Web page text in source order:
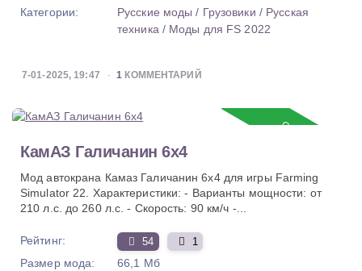
Категории:
Русские моды / Грузовики / Русская
техника/ Моды для FS 2022
7-01-2025, 19:47 1 КОММЕНТАРИЙ
КамАЗ Галичанин 6х4
Мод автокрана Камаз Галичанин 6х4 для игры Farming
Simulator 22. Характеристики: - Варианты мощности: от
210 л.с. до 260 л.с. - Скорость: 90 км/ч -...
Рейтинг: 54 1
Размер мода:
66,1 Мб